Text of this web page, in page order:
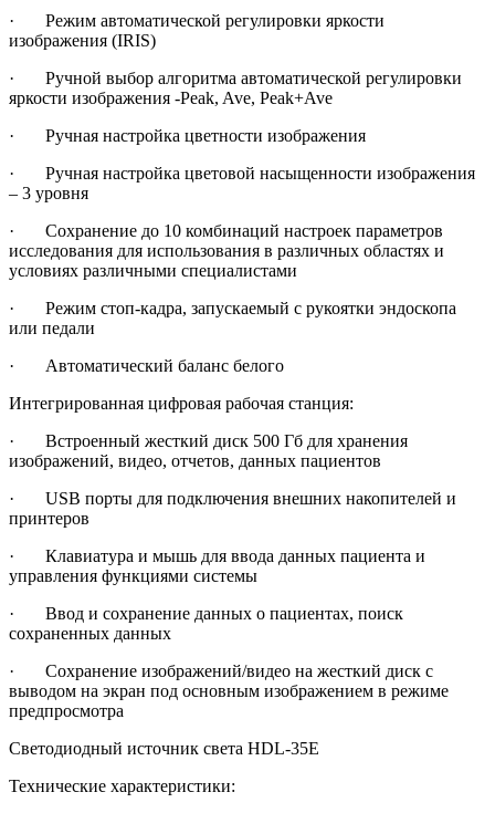
· Режим автоматической регулировки яркости
изображения (IRIS)
· Ручной выбор алгоритма автоматической регулировки
яркости изображения -Peak, Ave, Peak+Ave
· Ручная настройка цветности изображения
· Ручная настройка цветовой насыщенности изображения
– 3 уровня
· Сохранение до 10 комбинаций настроек параметров
исследования для использования в различных областях и
условиях различными специалистами
· Режим стоп-кадра, запускаемый с рукоятки эндоскопа
или педали
· Автоматический баланс белого
Интегрированная цифровая рабочая станция:
· Встроенный жесткий диск 500 Гб для хранения
изображений, видео, отчетов, данных пациентов
· USB порты для подключения внешних накопителей и
принтеров
· Клавиатура и мышь для ввода данных пациента и
управления функциями системы
· Ввод и сохранение данных о пациентах, поиск
сохраненных данных
· Сохранение изображений/видео на жесткий диск с
выводом на экран под основным изображением в режиме
предпросмотра
Светодиодный источник света HDL-35E
Технические характеристики: